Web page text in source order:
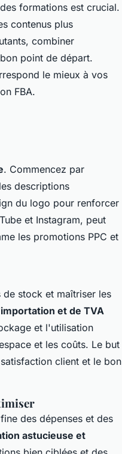
formations est crucial.
contenus plus
combiner
point de départ.
le mieux à vos
FBA.
. Commencez par
descriptions
du logo pour renforcer
et Instagram, peut
les promotions PPC et
stock et maîtriser les
et de TVA
et l'utilisation
et les coûts. Le but
client et le bon
des dépenses et des
astucieuse et